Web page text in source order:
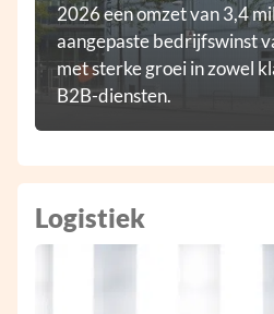
2026 een omzet van 3,4
aangepaste bedrijfswinst
met sterke groei in zowel
B2B-diensten.
Logistiek